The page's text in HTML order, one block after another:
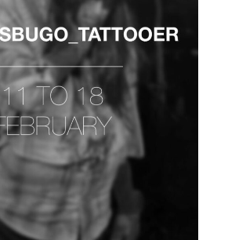
MATHIAS